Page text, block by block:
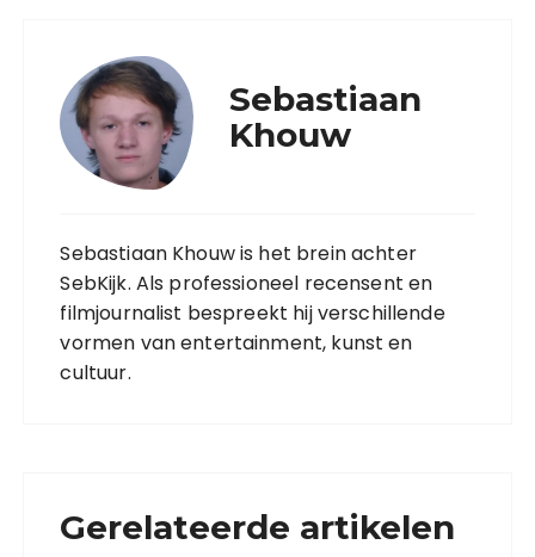
Sebastiaan
Khouw
Sebastiaan Khouw is het brein achter
SebKijk. Als professioneel recensent en
filmjournalist bespreekt hij verschillende
vormen van entertainment, kunst en
cultuur.
Gerelateerde artikelen